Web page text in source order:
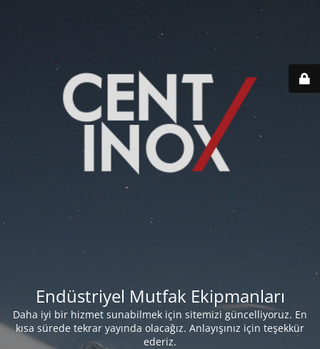
Endüstriyel Mutfak Ekipmanları
Daha iyi bir hizmet sunabilmek için sitemizi güncelliyoruz. En
kısa sürede tekrar yayında olacağız. Anlayışınız için teşekkür
ederiz.